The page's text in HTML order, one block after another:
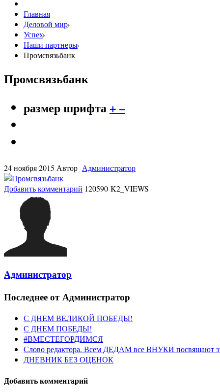
Главная
Деловой мир
Успех
Наши партнеры
Промсвязьбанк
Промсвязьбанк
размер шрифта + –
24 ноября 2015 Автор Администратор
Добавить комментарий 120590 K2_VIEWS
Администратор
Последнее от Администратор
С ДНЕМ ВЕЛИКОЙ ПОБЕДЫ!
С ДНЕМ ПОБЕДЫ!
#ВМЕСТЕГОРДИМСЯ
Слово редактора. Всем ДЕДАМ все ВНУКИ посвящают
ДНЕВНИК БЕЗ ОЦЕНОК
Добавить комментарий